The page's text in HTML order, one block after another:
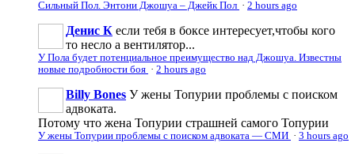
Сильный Пол. Энтони Джошуа – Джейк Пол · 2 hours ago
Денис К если тебя в боксе интересует,чтобы кого
то несло а вентилятор...
У Пола будет потенциальное преимущество над Джошуа. Известны
новые подробности боя · 2 hours ago
Billy Bones У жены Топурии проблемы с поиском
адвоката.
Потому что жена Топурии страшней самого Топурии
У жены Топурии проблемы с поиском адвоката — СМИ · 3 hours ago